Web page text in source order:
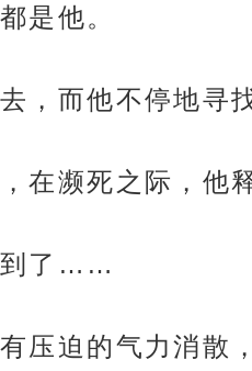
是他。
，而他不停地寻
在濒死之际，他
到了……
压迫的气力消散